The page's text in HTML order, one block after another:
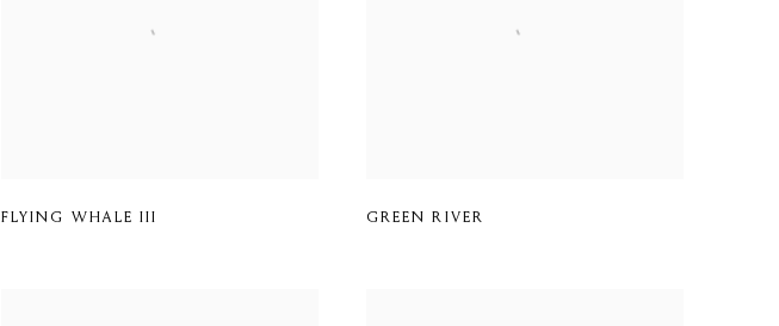
FLYING WHALE III GREEN RIVER